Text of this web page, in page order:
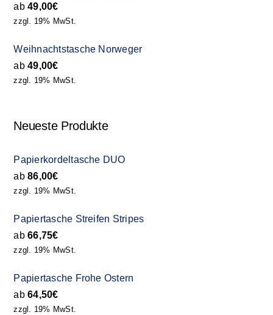
ab49,00€
zzgl. 19% MwSt.
Weihnachtstasche Norweger
ab49,00€
zzgl. 19% MwSt.
Neueste Produkte
Papierkordeltasche DUO
ab86,00€
zzgl. 19% MwSt.
Papiertasche Streifen Stripes
ab66,75€
zzgl. 19% MwSt.
Papiertasche Frohe Ostern
ab64,50€
zzgl. 19% MwSt.